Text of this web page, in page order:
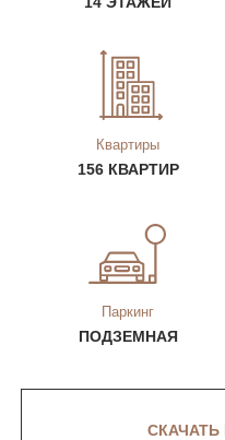
Квартиры
156 КВАРТИР
Паркинг
ПОДЗЕМНАЯ